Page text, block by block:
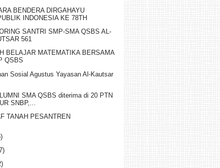
BENDERA DIRGAHAYU
INDONESIA KE 78TH
SANTRI SMP-SMA QSBS AL-
561
BELAJAR MATEMATIKA BERSAMA
QSBS
Sosial Agustus Yayasan Al-Kautsar
SMA QSBS diterima di 20 PTN
SNBP,...
TANAH PESANTREN